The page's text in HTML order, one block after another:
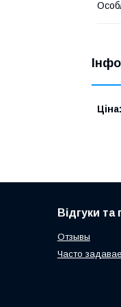
Ціна:
Відгуки та
Отзывы
Часто